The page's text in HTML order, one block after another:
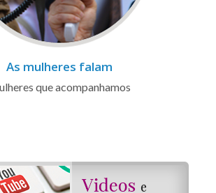
As mulheres falam
que acompanhamos